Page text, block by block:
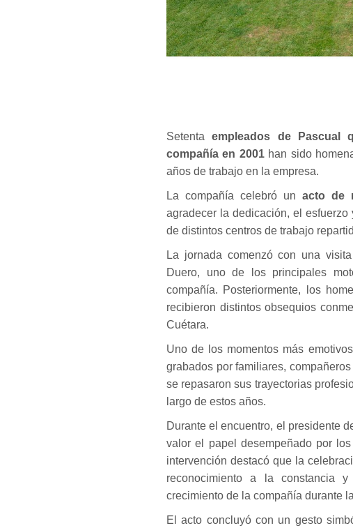
Setenta empleados de Pascual
compañía en 2001han sido
años de trabajo en la empresa.
La compañía celebró unacto de
agradecer la dedicación, el
de distintos centros de trabajo
La jornada comenzó con una
Duero, uno de los principales
compañía. Posteriormente, los
recibieron distintos obsequios
Cuétara.
Uno de los momentos más
grabados por familiares,
se repasaron sus trayectorias
largo de estos años.
Durante el encuentro, el presidente
valor el papel desempeñado por
intervención destacó que la
reconocimiento a la constancia
crecimiento de la compañía durante
El acto concluyó con un gesto